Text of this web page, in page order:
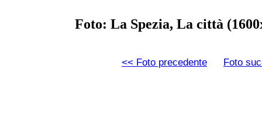
Foto: La Spezia, La città
<< Foto precedente Foto